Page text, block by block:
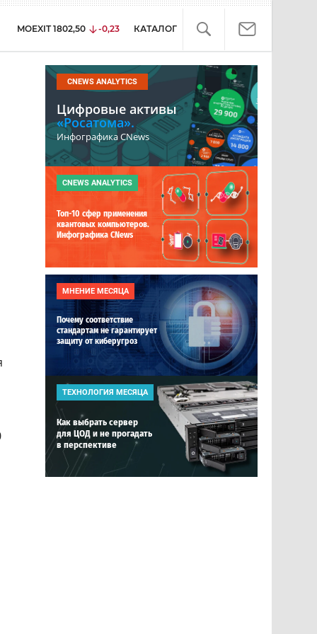
MOEXIT 1802,50 -0,23 КАТАЛОГ
CNEWS ANALYTICS
Цифровые активы
«Росатома».
Инфографика CNews
CNEWS ANALYTICS
Топ-10 сфер применения
квантовых компьютеров.
Инфографика CNews
МНЕНИЕ МЕСЯЦА
Почему соответствие
стандартам не гарантирует
защиту от киберугроз
ТЕХНОЛОГИЯ МЕСЯЦА
Как выбрать сервер
для ЦОД и не прогадать
в перспективе